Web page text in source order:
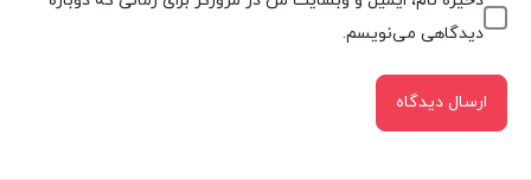
دیدگاهی می‌نویسم.